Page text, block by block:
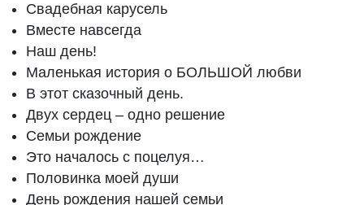
Свадебная карусель
Вместе навсегда
Наш день!
Маленькая история о БОЛЬШОЙ любви
В этот сказочный день.
Двух сердец – одно решение
Семьи рождение
Это началось с поцелуя…
Половинка моей души
День рождения нашей семьи